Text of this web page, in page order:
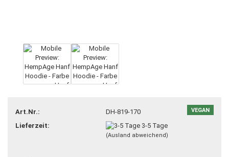
VEGAN
Art.Nr.:
DH-819-170
Lieferzeit:
3-5 Tage
(Ausland abweichend)